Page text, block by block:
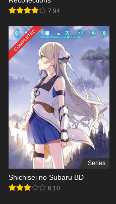
7.94
COMPLETED
Series
Shichisei no Subaru BD
6.10